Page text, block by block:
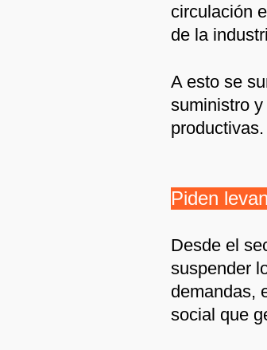
circulación
de la
A esto se
suministro
productivas.
Piden
Desde el
suspender
demandas,
social que